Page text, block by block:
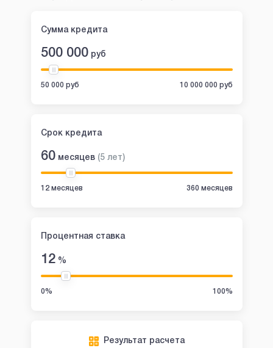
Сумма кредита
500 000 руб
50 000 руб 10 000 000 руб
Срок кредита
60 месяцев (5 лет)
12 месяцев 360 месяцев
Процентная ставка
12%
0% 100%
Результат расчета